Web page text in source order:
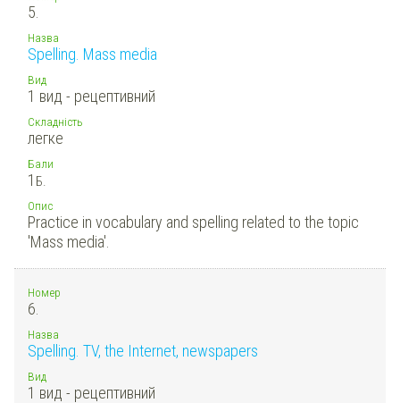
5.
Назва
Spelling. Mass media
Вид
1 вид - рецептивний
Складність
легке
Бали
1 Б.
Опис
Practice in vocabulary and spelling related to the topic
'Mass media'.
Номер
6.
Назва
Spelling. TV, the Internet, newspapers
Вид
1 вид - рецептивний